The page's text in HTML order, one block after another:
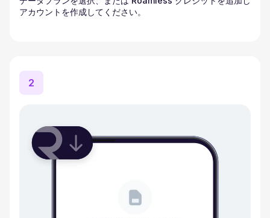
アカウントを作成してください。
2